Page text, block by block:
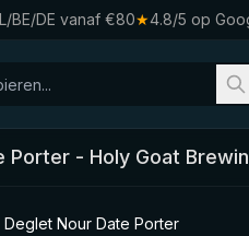
BE/DE vanaf €80★4.8/5 op
Porter - Holy Goat
Deglet Nour Date Porter